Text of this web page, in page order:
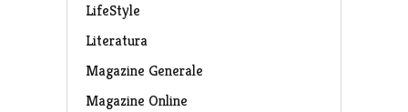
LifeStyle
Literatura
Magazine Generale
Magazine Online